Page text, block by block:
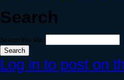
Search
Search this site:
Log in to post on